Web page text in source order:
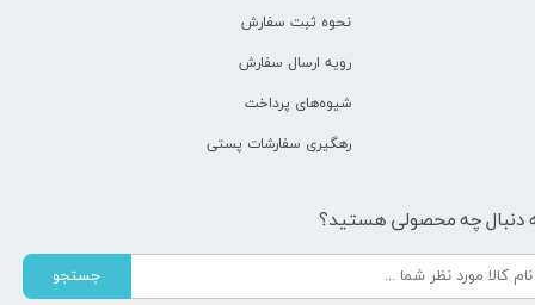
نحوه ثبت سفارش
رویه ارسال سفارش
شیوه‌های پرداخت
رهگیری سفارشات پستی
دنبال چه محصولی هستید؟
جستجو